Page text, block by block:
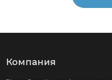
Компания